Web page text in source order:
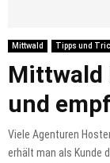
Mittwald Tipps und
Mittwald
und
Viele Agenturen
erhält man als Kunde